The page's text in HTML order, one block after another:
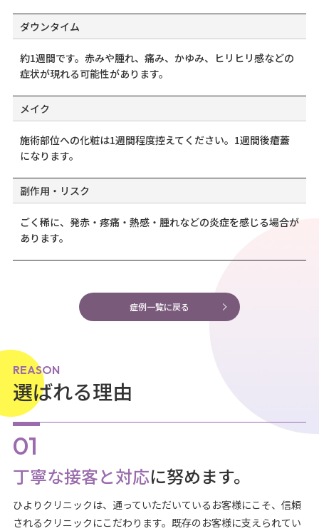
ダウンタイム
約1週間です。赤みや腫れ、痛み、かゆみ、ヒリヒリ感などの
症状が現れる可能性があります。
メイク
施術部位への化粧は1週間程度控えてください。1週間後瘡蓋
になります。
副作用・リスク
ごく稀に、発赤・疼痛・熱感・腫れなどの炎症を感じる場合が
あります。
症例一覧に戻る
REASON
選ばれる理由
丁寧な接客と対応に努めます。
ひよりクリニックは、通っていただいているお客様にこそ、信頼
されるクリニックにこだわります。既存のお客様に支えられてい